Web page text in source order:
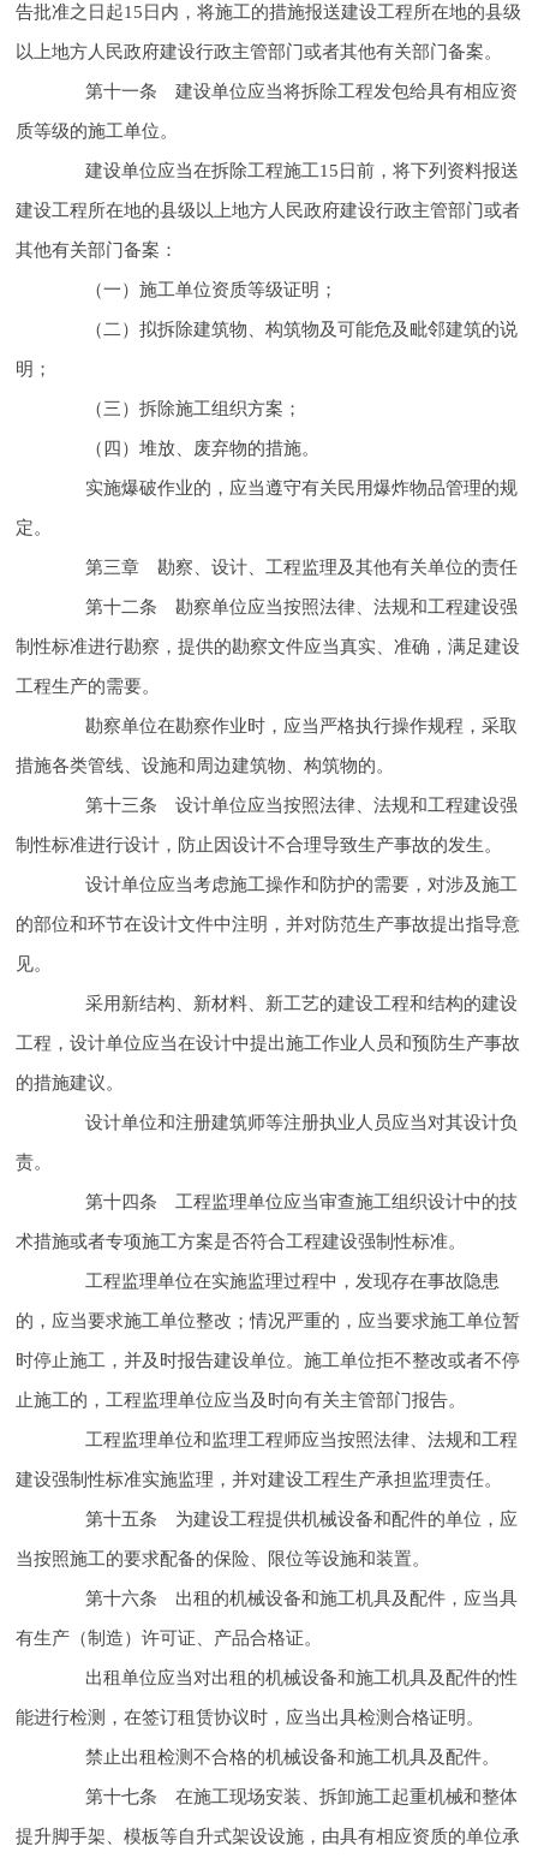
告批准之日起15日内，将施工的措施报送建设工程所在地的县级
以上地方人民政府建设行政主管部门或者其他有关部门备案。
第十一条 建设单位应当将拆除工程发包给具有相应资
质等级的施工单位。
建设单位应当在拆除工程施工15日前，将下列资料报送
建设工程所在地的县级以上地方人民政府建设行政主管部门或者
其他有关部门备案：
（一）施工单位资质等级证明；
（二）拟拆除建筑物、构筑物及可能危及毗邻建筑的说
明；
（三）拆除施工组织方案；
（四）堆放、废弃物的措施。
实施爆破作业的，应当遵守有关民用爆炸物品管理的规
定。
第三章 勘察、设计、工程监理及其他有关单位的责任
第十二条 勘察单位应当按照法律、法规和工程建设强
制性标准进行勘察，提供的勘察文件应当真实、准确，满足建设
工程生产的需要。
勘察单位在勘察作业时，应当严格执行操作规程，采取
措施各类管线、设施和周边建筑物、构筑物的。
第十三条 设计单位应当按照法律、法规和工程建设强
制性标准进行设计，防止因设计不合理导致生产事故的发生。
设计单位应当考虑施工操作和防护的需要，对涉及施工
的部位和环节在设计文件中注明，并对防范生产事故提出指导意
见。
采用新结构、新材料、新工艺的建设工程和结构的建设
工程，设计单位应当在设计中提出施工作业人员和预防生产事故
的措施建议。
设计单位和注册建筑师等注册执业人员应当对其设计负
责。
第十四条 工程监理单位应当审查施工组织设计中的技
术措施或者专项施工方案是否符合工程建设强制性标准。
工程监理单位在实施监理过程中，发现存在事故隐患
的，应当要求施工单位整改；情况严重的，应当要求施工单位暂
时停止施工，并及时报告建设单位。施工单位拒不整改或者不停
止施工的，工程监理单位应当及时向有关主管部门报告。
工程监理单位和监理工程师应当按照法律、法规和工程
建设强制性标准实施监理，并对建设工程生产承担监理责任。
第十五条 为建设工程提供机械设备和配件的单位，应
当按照施工的要求配备的保险、限位等设施和装置。
第十六条 出租的机械设备和施工机具及配件，应当具
有生产（制造）许可证、产品合格证。
出租单位应当对出租的机械设备和施工机具及配件的性
能进行检测，在签订租赁协议时，应当出具检测合格证明。
禁止出租检测不合格的机械设备和施工机具及配件。
第十七条 在施工现场安装、拆卸施工起重机械和整体
提升脚手架、模板等自升式架设设施，由具有相应资质的单位承